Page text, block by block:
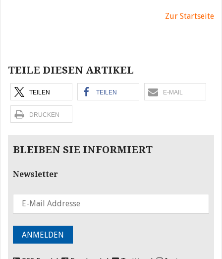
Zur Startseite
TEILE DIESEN ARTIKEL
TEILEN TEILEN E-MAIL
DRUCKEN
BLEIBEN SIE INFORMIERT
Newsletter